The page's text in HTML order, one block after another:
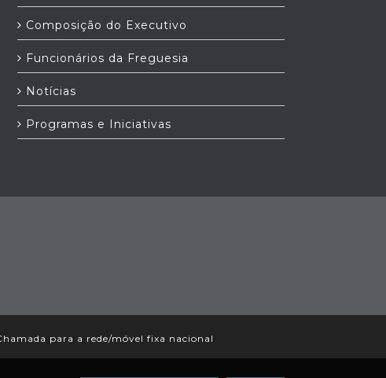
Composição do Executivo
Funcionários da Freguesia
Notícias
Programas e Iniciativas
para a rede/móvel fixa nacional